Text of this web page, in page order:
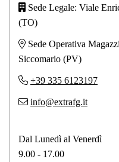
Sede Legale: Viale
(TO)
Sede Operativa
Siccomario (PV)
+39 335 6123197
info@extrafg.it
Dal Lunedì al Venerdì
9.00 - 17.00